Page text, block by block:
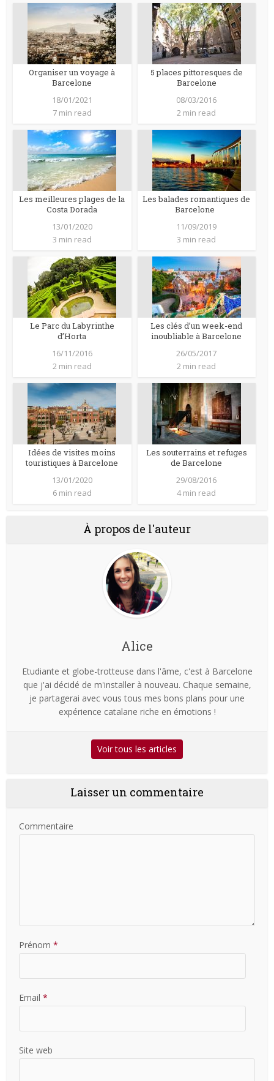
Organiser un voyage à
Barcelone
18/01/2021
7 min read
5 places pittoresques de
Barcelone
08/03/2016
2 min read
Les meilleures plages de la
Costa Dorada
13/01/2020
3 min read
Les balades romantiques de
Barcelone
11/09/2019
3 min read
Le Parc du Labyrinthe
d’Horta
16/11/2016
2 min read
Les clés d’un week-end
inoubliable à Barcelone
26/05/2017
2 min read
Idées de visites moins
touristiques à Barcelone
13/01/2020
6 min read
Les souterrains et refuges
de Barcelone
29/08/2016
4 min read
À propos de l'auteur
Alice
Etudiante et globe-trotteuse dans l'âme, c'est à Barcelone
que j'ai décidé de m'installer à nouveau. Chaque semaine,
je partagerai avec vous tous mes bons plans pour une
expérience catalane riche en émotions !
Voir tous les articles
Laisser un commentaire
Commentaire
Prénom *
Email *
Site web